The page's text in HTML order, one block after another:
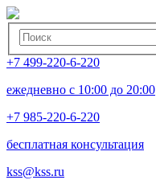
+7 499-220-6-220
ежедневно с 10:00 до 20:00
+7 985-220-6-220
бесплатная консультация
kss@kss.ru